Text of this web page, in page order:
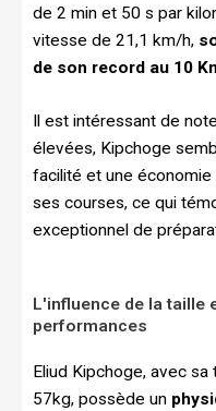
de 2 min et 50 s par
vitesse de 21,1 km/h,
de son record au 10
Il est intéressant de
élevées, Kipchoge
facilité et une
ses courses, ce qui
exceptionnel de
L'influence de la taille
performances
Eliud Kipchoge, avec
57kg, possède un